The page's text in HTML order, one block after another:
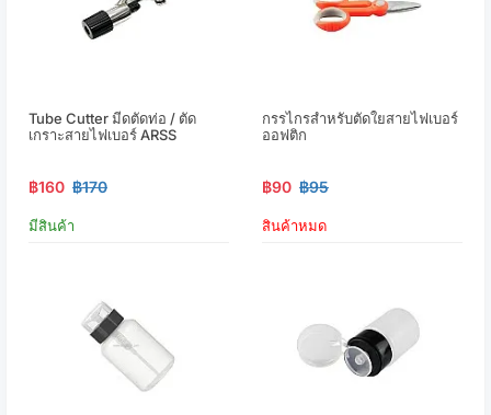
Tube Cutter มีดตัดท่อ / ตัด
เกราะสายไฟเบอร์ ARSS
฿160 ฿170
มีสินค้า
กรรไกรสำหรับตัดใยสายไฟเบอร์
ออฟติก
฿90 ฿95
สินค้าหมด